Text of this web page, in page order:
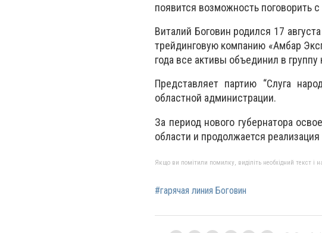
появится возможность поговорить
Виталий Боговин родился 17
трейдинговую компанию «Амбар
года все активы объединил в группу
Представляет партию “Слуга
областной администрации.
За период нового губернатора
области и продолжается
Якщо ви помітили помилку, виділіть необхідний текст і
#гарячая линия Боговин